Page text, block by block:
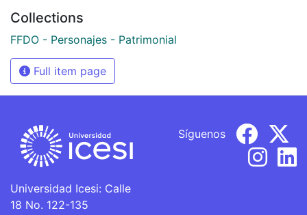
Collections
FFDO - Personajes - Patrimonial
Full item page
Universidad Icesi: Calle
18 No. 122-135
Síguenos